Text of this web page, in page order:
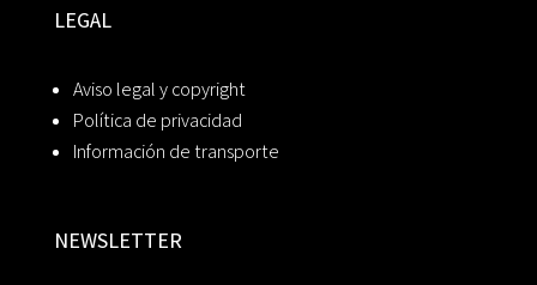
LEGAL
Aviso legal y copyright
Política de privacidad
Información de transporte
NEWSLETTER